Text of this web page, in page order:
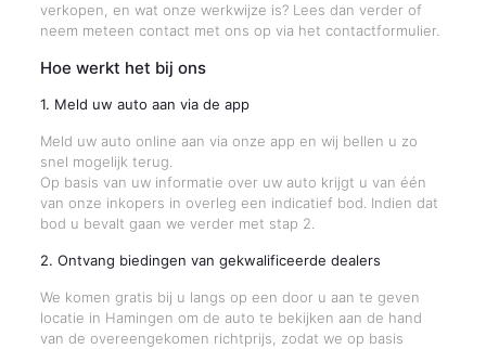
verkopen, en wat onze werkwijze is? Lees dan verder of
neem meteen contact met ons op via het contactformulier.
Hoe werkt het bij ons
1. Meld uw auto aan via de app
Meld uw auto online aan via onze app en wij bellen u zo
snel mogelijk terug.
Op basis van uw informatie over uw auto krijgt u van één
van onze inkopers in overleg een indicatief bod. Indien dat
bod u bevalt gaan we verder met stap 2.
2. Ontvang biedingen van gekwalificeerde dealers
We komen gratis bij u langs op een door u aan te geven
locatie in Hamingen om de auto te bekijken aan de hand
van de overeengekomen richtprijs, zodat we op basis